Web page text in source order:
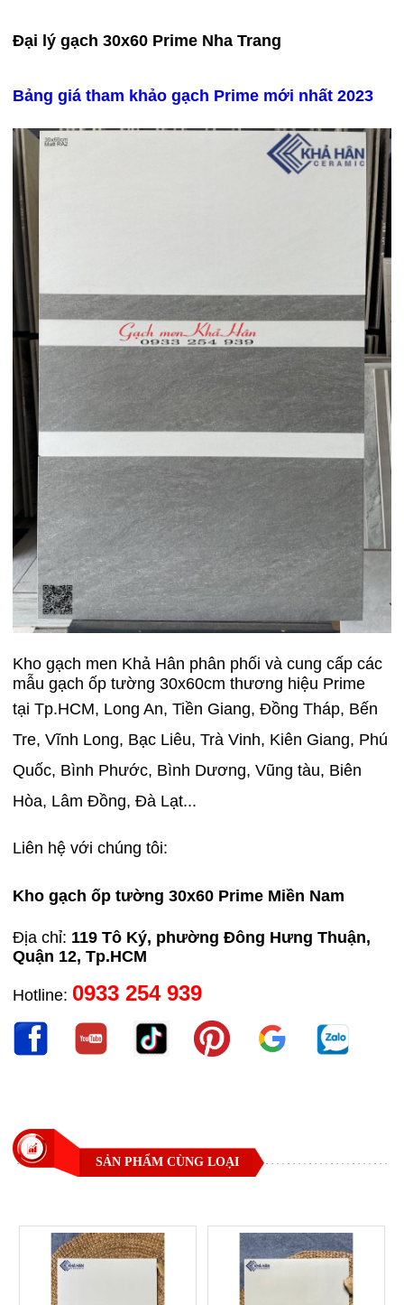
Đại lý gạch 30x60 Prime Nha Trang
Bảng giá tham khảo gạch Prime mới nhất 2023
Kho gạch men Khả Hân phân phối và cung cấp các
mẫu gạch ốp tường 30x60cm thương hiệu Prime
tạiTp.HCM, Long An, Tiền Giang, Đồng Tháp, Bến
Tre, Vĩnh Long, Bạc Liêu, Trà Vinh, Kiên Giang, Phú
Quốc, Bình Phước, Bình Dương, Vũng tàu, Biên
Hòa, Lâm Đồng, Đà Lạt...
Liên hệ với chúng tôi:
Kho gạch ốp tường 30x60 Prime Miền Nam
Địa chỉ: 119 Tô Ký, phường Đông Hưng Thuận,
Quận 12, Tp.HCM
Hotline: 0933 254 939
SẢN PHẨM CÙNG LOẠI